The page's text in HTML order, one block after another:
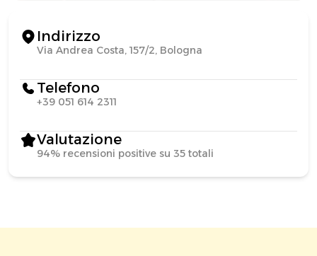
Indirizzo
Via Andrea Costa, 157/2, Bologna
Telefono
+39 051 614 2311
Valutazione
94% recensioni positive su 35 totali